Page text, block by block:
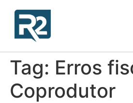
Tag: Erros
Coprodutor